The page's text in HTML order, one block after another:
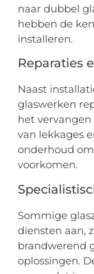
naar dubbel
hebben de
installeren.
Reparaties
Naast
glaswerken
het
van lekkages
onderhoud
voorkomen.
Sommige
diensten aan,
brandwerend
oplossingen.